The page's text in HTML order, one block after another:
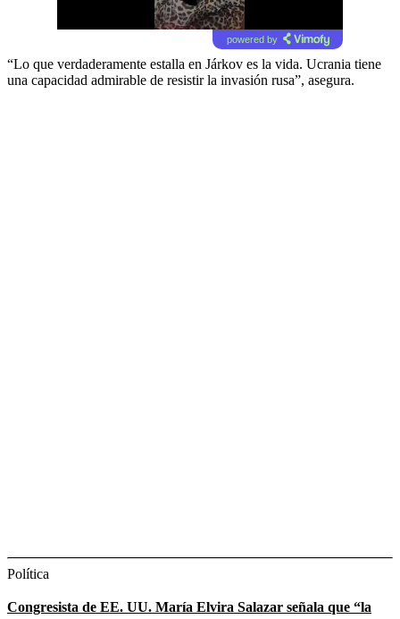
powered by
“Lo que verdaderamente estalla en Járkov es la vida. Ucrania tiene
una capacidad admirable de resistir la invasión rusa”, asegura.
Política
Congresista de EE. UU. María Elvira Salazar señala que “la